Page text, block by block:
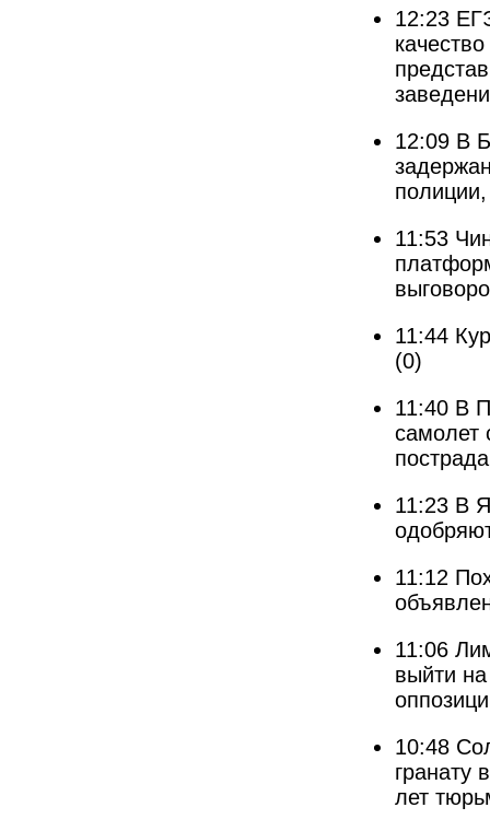
12:23
12:09 В
11:53
11:44
(0)
11:40 В
самолет
11:23 В
11:12
11:06
выйти
10:48
гранату
лет